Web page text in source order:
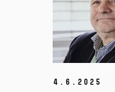
4. 6. 2025